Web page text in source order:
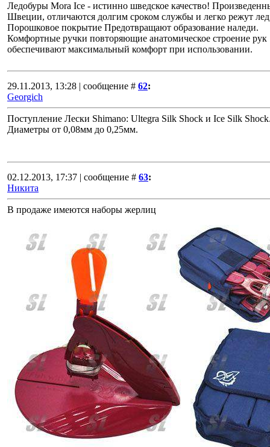
Ледобуры Mora Ice - истинно шведское качество!
Швеции, отличаются долгим сроком службы и легко режут
Порошковое покрытие Предотвращают образование наледи.
Комфортные ручки повторяющие анатомическое строение рук
обеспечивают максимальный комфорт при использовании.
29.11.2013, 13:28 | сообщение # 62:
Georgich
Поступление Лески Shimano: Ultegra Silk Shock и Ice Silk
Диаметры от 0,08мм до 0,25мм.
02.12.2013, 17:37 | сообщение # 63:
Никита
В продаже имеются наборы жерлиц